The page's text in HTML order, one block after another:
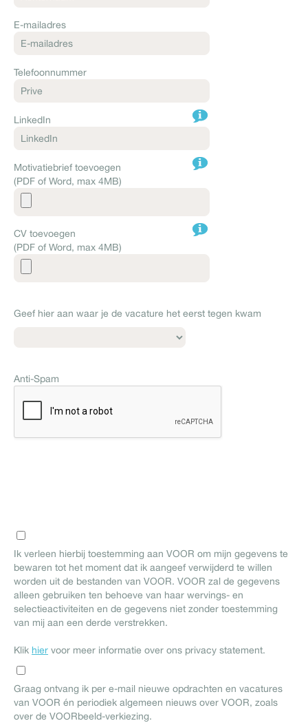
E-mailadres
Telefoonnummer
LinkedIn
Motivatiebrief toevoegen
(PDF of Word, max 4MB)
CV toevoegen
(PDF of Word, max 4MB)
Geef hier aan waar je de vacature het eerst tegen kwam
Anti-Spam
Ik verleen hierbij toestemming aan VOOR om mijn gegevens te
bewaren tot het moment dat ik aangeef verwijderd te willen
worden uit de bestanden van VOOR. VOOR zal de gegevens
alleen gebruiken ten behoeve van haar wervings- en
selectieactiviteiten en de gegevens niet zonder toestemming
van mij aan een derde verstrekken.
Klik hier voor meer informatie over ons privacy statement.
Graag ontvang ik per e-mail nieuwe opdrachten en vacatures
van VOOR én periodiek algemeen nieuws over VOOR, zoals
over de VOORbeeld-verkiezing.